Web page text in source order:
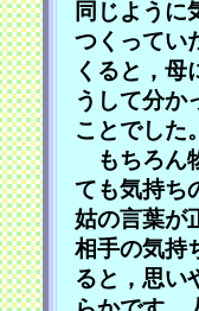
同じように
つくってい
くると，
うして分か
ことでした。
もちろん
ても気持ち
姑の言葉が
相手の気持
ると，思い